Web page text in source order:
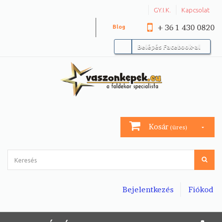
GY.I.K. Kapcsolat
+ 36 1 430 0820
Blog
Belépés Facebook-al
Kosár (üres)
Fiókod
Bejelentkezés